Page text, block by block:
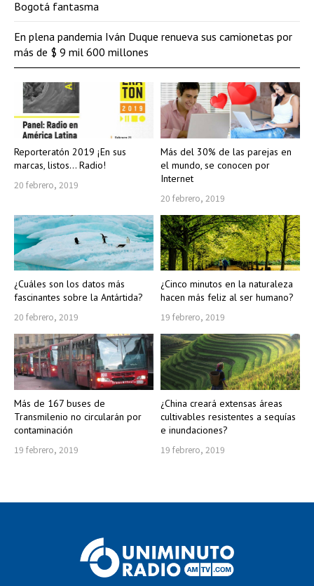
Reporteratón 2019 ¡En sus
marcas, listos… Radio!
20 febrero, 2019
Más del 30% de las parejas en
el mundo, se conocen por
Internet
20 febrero, 2019
¿Cuáles son los datos más
fascinantes sobre la Antártida?
20 febrero, 2019
¿Cinco minutos en la naturaleza
hacen más feliz al ser humano?
19 febrero, 2019
Más de 167 buses de
Transmilenio no circularán por
contaminación
19 febrero, 2019
¿China creará extensas áreas
cultivables resistentes a sequías
e inundaciones?
19 febrero, 2019
Bogotá fantasma
En plena pandemia Iván Duque renueva sus camionetas por
más de $ 9 mil 600 millones